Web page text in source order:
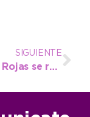
SIGUIENTE
Arturo Rojas se reunió con Natalia Sánchez Jáuregui